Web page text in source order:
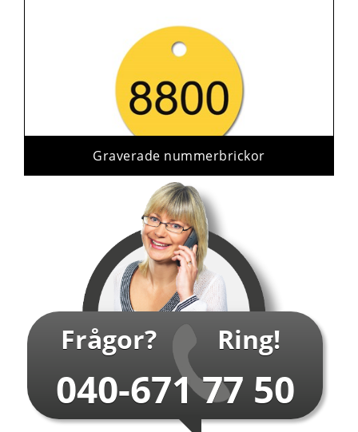
Graverade nummerbrickor
Frågor? Ring!
040-671 77 50